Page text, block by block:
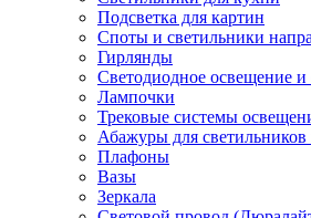
Подсветка для картин
Споты и светильники
Гирлянды
Светодиодное освещение
Лампочки
Трековые системы
Абажуры для
Плафоны
Вазы
Зеркала